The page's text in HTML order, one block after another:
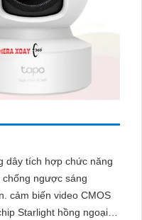
dây tích hợp chức năng
ngược sáng
Starlight hồng ngoại